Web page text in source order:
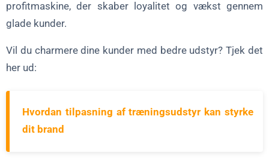
profitmaskine, der skaber loyalitet og vækst gennem
glade kunder.
Vil du charmere dine kunder med bedre udstyr? Tjek det
her ud:
Hvordan tilpasning af træningsudstyr kan styrke
dit brand